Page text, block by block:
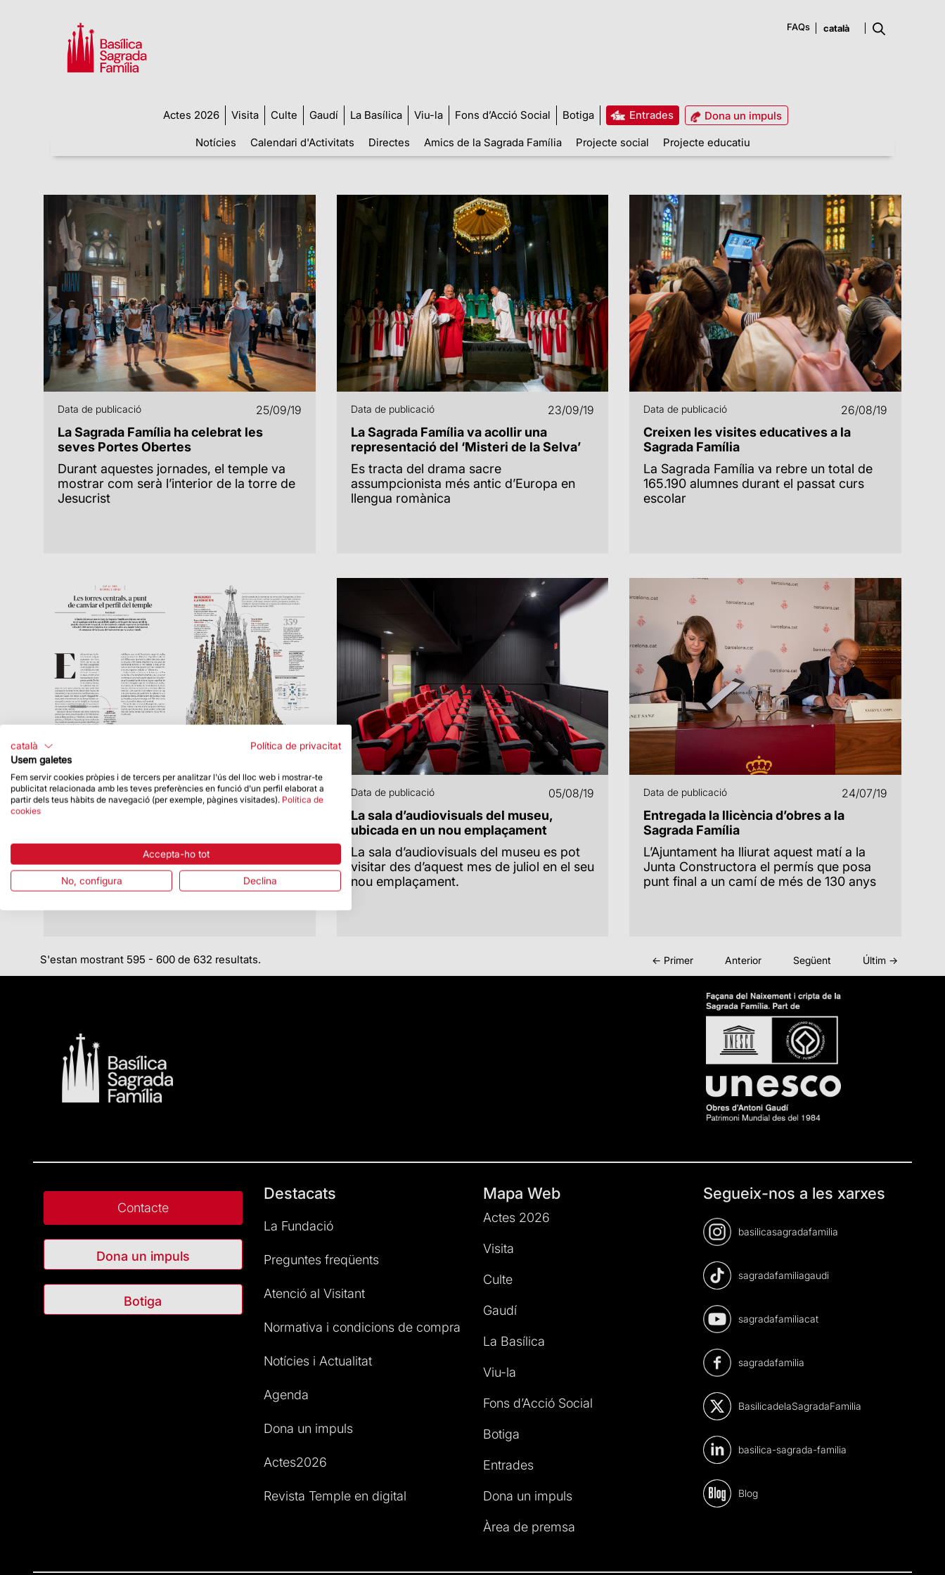
FAQs
Actes 2026 Visita Culte Gaudí La Basílica Viu-la Fons d’Acció Social Botiga Entrades
Dona un impuls
Notícies
Calendari d'Activitats Directes Amics de la Sagrada Família Projecte social Projecte educatiu
Data de publicació 25/09/19
La Sagrada Família ha celebrat les
seves Portes Obertes
Durant aquestes jornades, el temple va
mostrar com serà l’interior de la torre de
Jesucrist
Data de publicació 23/09/19
La Sagrada Família va acollir una
representació del ‘Misteri de la Selva’
Es tracta del drama sacre
assumpcionista més antic d’Europa en
llengua romànica
Data de publicació 26/08/19
Creixen les visites educatives a la
Sagrada Família
La Sagrada Família va rebre un total de
165.190 alumnes durant el passat curs
escolar
Data de publicació 20/08/19
Entre altres continguts, inclou un especial
amb els actes amb què la Sagrada
Família va viure la Setmana Santa
Data de publicació 05/08/19
La sala d’audiovisuals del museu,
ubicada en un nou emplaçament
La sala d’audiovisuals del museu es pot
visitar des d’aquest mes de juliol en el seu
nou emplaçament.
Data de publicació 24/07/19
Entregada la llicència d’obres a la
Sagrada Família
L’Ajuntament ha lliurat aquest matí a la
Junta Constructora el permís que posa
punt final a un camí de més de 130 anys
S'estan mostrant 595 - 600 de 632 resultats. ← Primer Anterior Següent Últim →
Contacte
Dona un impuls
Botiga
Destacats
La Fundació
Preguntes freqüents
Atenció al Visitant
Normativa i condicions de compra
Notícies i Actualitat
Agenda
Dona un impuls
Actes2026
Revista Temple en digital
Mapa Web
Actes 2026
Visita
Culte
Gaudí
La Basílica
Viu-la
Fons d’Acció Social
Botiga
Entrades
Dona un impuls
Àrea de premsa
Segueix-nos a les xarxes
basilicasagradafamilia
sagradafamiliagaudi
sagradafamiliacat
sagradafamilia
BasilicadelaSagradaFamilia
basilica-sagrada-familia
Blog
català
Política de privacitat
Usem galetes
Fem servir cookies pròpies i de tercers per analitzar l'ús del lloc web i mostrar-te
publicitat relacionada amb les teves preferències en funció d'un perfil elaborat a
partir dels teus hàbits de navegació (per exemple, pàgines visitades). Política de
cookies
Accepta-ho tot
No, configura Declina